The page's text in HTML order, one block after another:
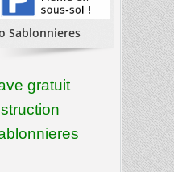
Sablonnieres
gratuit